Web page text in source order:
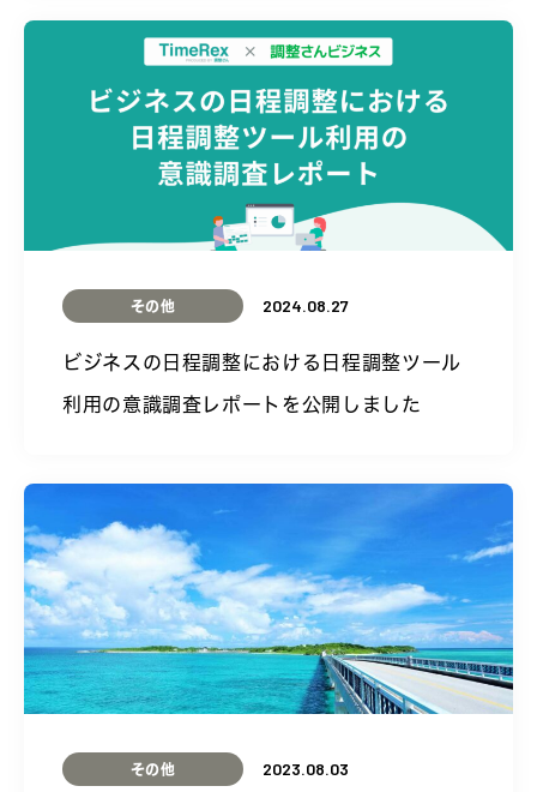
その他 2024.08.27
ビジネスの日程調整における日程調整ツール
利用の意識調査レポートを公開しました
その他 2023.08.03